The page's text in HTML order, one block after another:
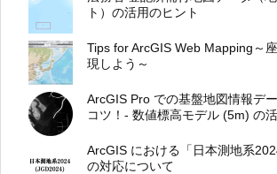
ト）の活用のヒント
Tips for ArcGIS Web Mapping～
現しよう～
ArcGIS Pro での基盤地図情報デ
コツ！- 数値標高モデル (5m) の
ArcGIS における「日本測地系
の対応について